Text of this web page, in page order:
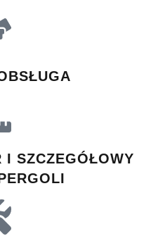
I SZCZEGÓŁOWY